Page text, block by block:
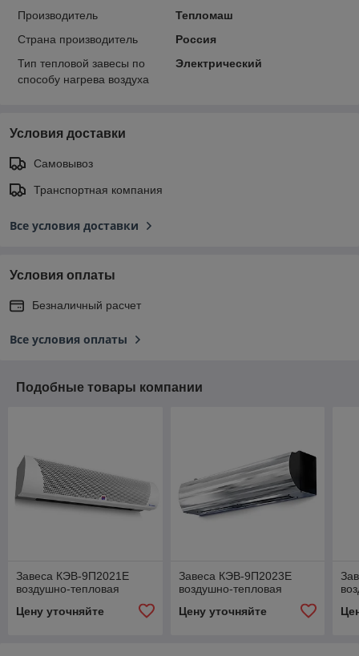
Производитель
Тепломаш
Страна производитель
Россия
Тип тепловой завесы по
способу нагрева воздуха
Электрический
Условия доставки
Самовывоз
Транспортная компания
Все условия доставки
Условия оплаты
Безналичный расчет
Все условия оплаты
Подобные товары компании
Завеса КЭВ-9П2021Е
воздушно-тепловая
Цену уточняйте
Завеса КЭВ-9П2023Е
воздушно-тепловая
Цену уточняйте